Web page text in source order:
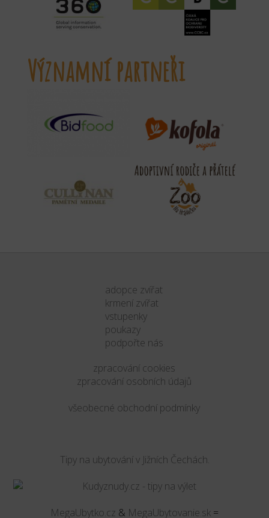
Významní partneři
adopce zvířat
krmení zvířat
vstupenky
poukazy
podpořte nás
zpracování cookies
zpracování osobních údajů
všeobecné obchodní podmínky
Tipy na ubytování v Jižních Čechách.
MegaUbytko.cz & MegaUbytovanie.sk =